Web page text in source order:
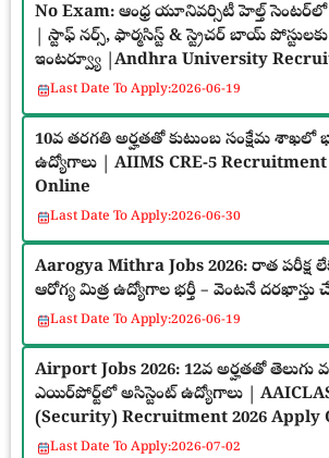
No Exam: ఆంధ్ర యూనివర్సిటీ హెల్త్ సెంటర్‌లో
| స్టాఫ్ నర్స్, ఫార్మసిస్ట్ & స్ట్రెచర్ బాయ్
ఇంటర్వ్యూ |Andhra University
Last Date To Apply:2026-06-19
10వ తరగతి అర్హతతో కుటుంబ సంక్షేమ శాఖలో
ఉద్యోగాలు | AIIMS CRE-5 Recruitment
Online
Last Date To Apply:2026-06-30
Aarogya Mithra Jobs 2026: రాత పరీక్ష
ఆరోగ్య మిత్ర ఉద్యోగాల భర్తీ – వెంటనే దరఖాస్తు
Last Date To Apply:2026-06-19
Airport Jobs 2026: 12వ అర్హతతో తెలుగు
ఎయిర్‌పోర్ట్‌లో అసిస్టెంట్ ఉద్యోగాలు |
(Security) Recruitment 2026 Apply
Last Date To Apply:2026-07-02